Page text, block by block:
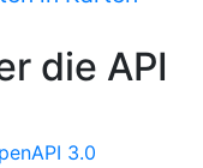
die API
3.0